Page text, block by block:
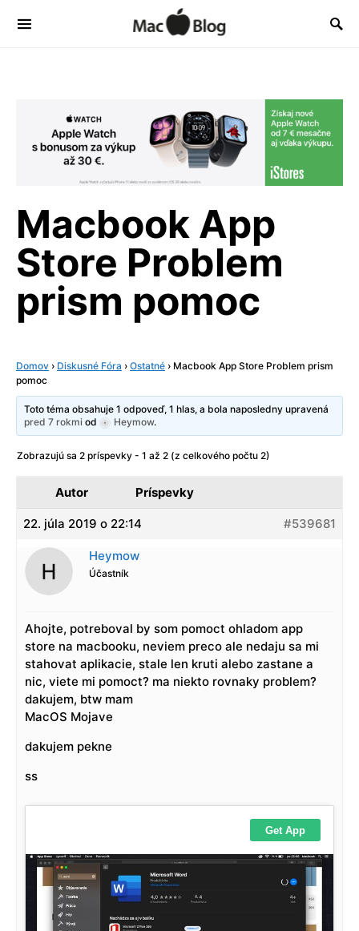
Macbook App
Store Problem
prism pomoc
Domov › Diskusné Fóra › Ostatné › Macbook App Store Problem prism
pomoc
Toto téma obsahuje 1 odpoveď, 1 hlas, a bola naposledny upravená
pred 7 rokmi od Heymow.
Zobrazujú sa 2 príspevky - 1 až 2 (z celkového počtu 2)
Autor Príspevky
22. júla 2019 o 22:14 #539681
Heymow
Účastník
Ahojte, potreboval by som pomoct ohladom app
store na macbooku, neviem preco ale nedaju sa mi
stahovat aplikacie, stale len kruti alebo zastane a
nic, viete mi pomoct? ma niekto rovnaky problem?
dakujem, btw mam
MacOS Mojave
dakujem pekne
ss